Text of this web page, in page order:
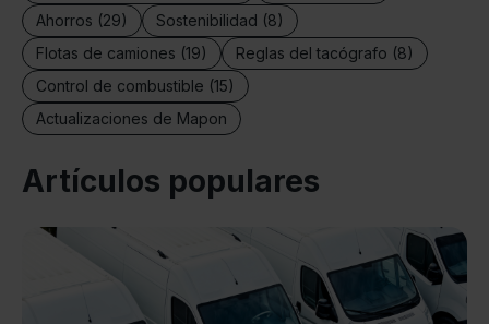
Ahorros (29)
Sostenibilidad (8)
Flotas de camiones (19)
Reglas del tacógrafo (8)
Control de combustible (15)
Actualizaciones de Mapon
Artículos populares